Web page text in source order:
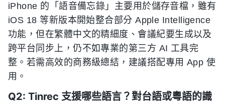
iPhone 的「語音備忘錄」主要用於儲存音檔，雖有
iOS 18 等新版本開始整合部分 Apple Intelligence
功能，但在繁體中文的精細度、會議紀要生成以及
跨平台同步上，仍不如專業的第三方 AI 工具完
整。若需高效的商務級總結，建議搭配專用 App 使
用。
Q2: Tinrec 支援哪些語言？對台語或粵語的識